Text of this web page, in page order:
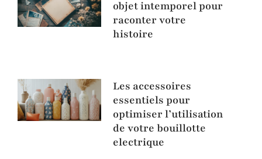
objet intemporel pour
raconter votre
histoire
Les accessoires
essentiels pour
optimiser l’utilisation
de votre bouillotte
electrique